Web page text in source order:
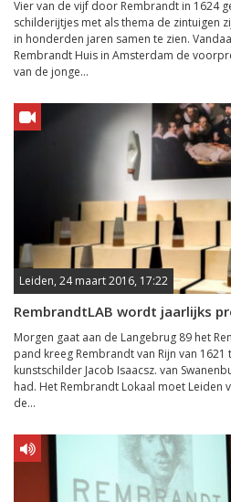
Vier van de vijf door Rembrandt in 1624
schilderijtjes met als thema de zintuigen
in honderden jaren samen te zien.
Rembrandt Huis in Amsterdam de
van de jonge...
Leiden, 24 maart 2016, 17:22
RembrandtLAB wordt jaarlijks
Morgen gaat aan de Langebrug 89 het
pand kreeg Rembrandt van Rijn van
kunstschilder Jacob Isaacsz. van
had. Het Rembrandt Lokaal moet Leiden
de...